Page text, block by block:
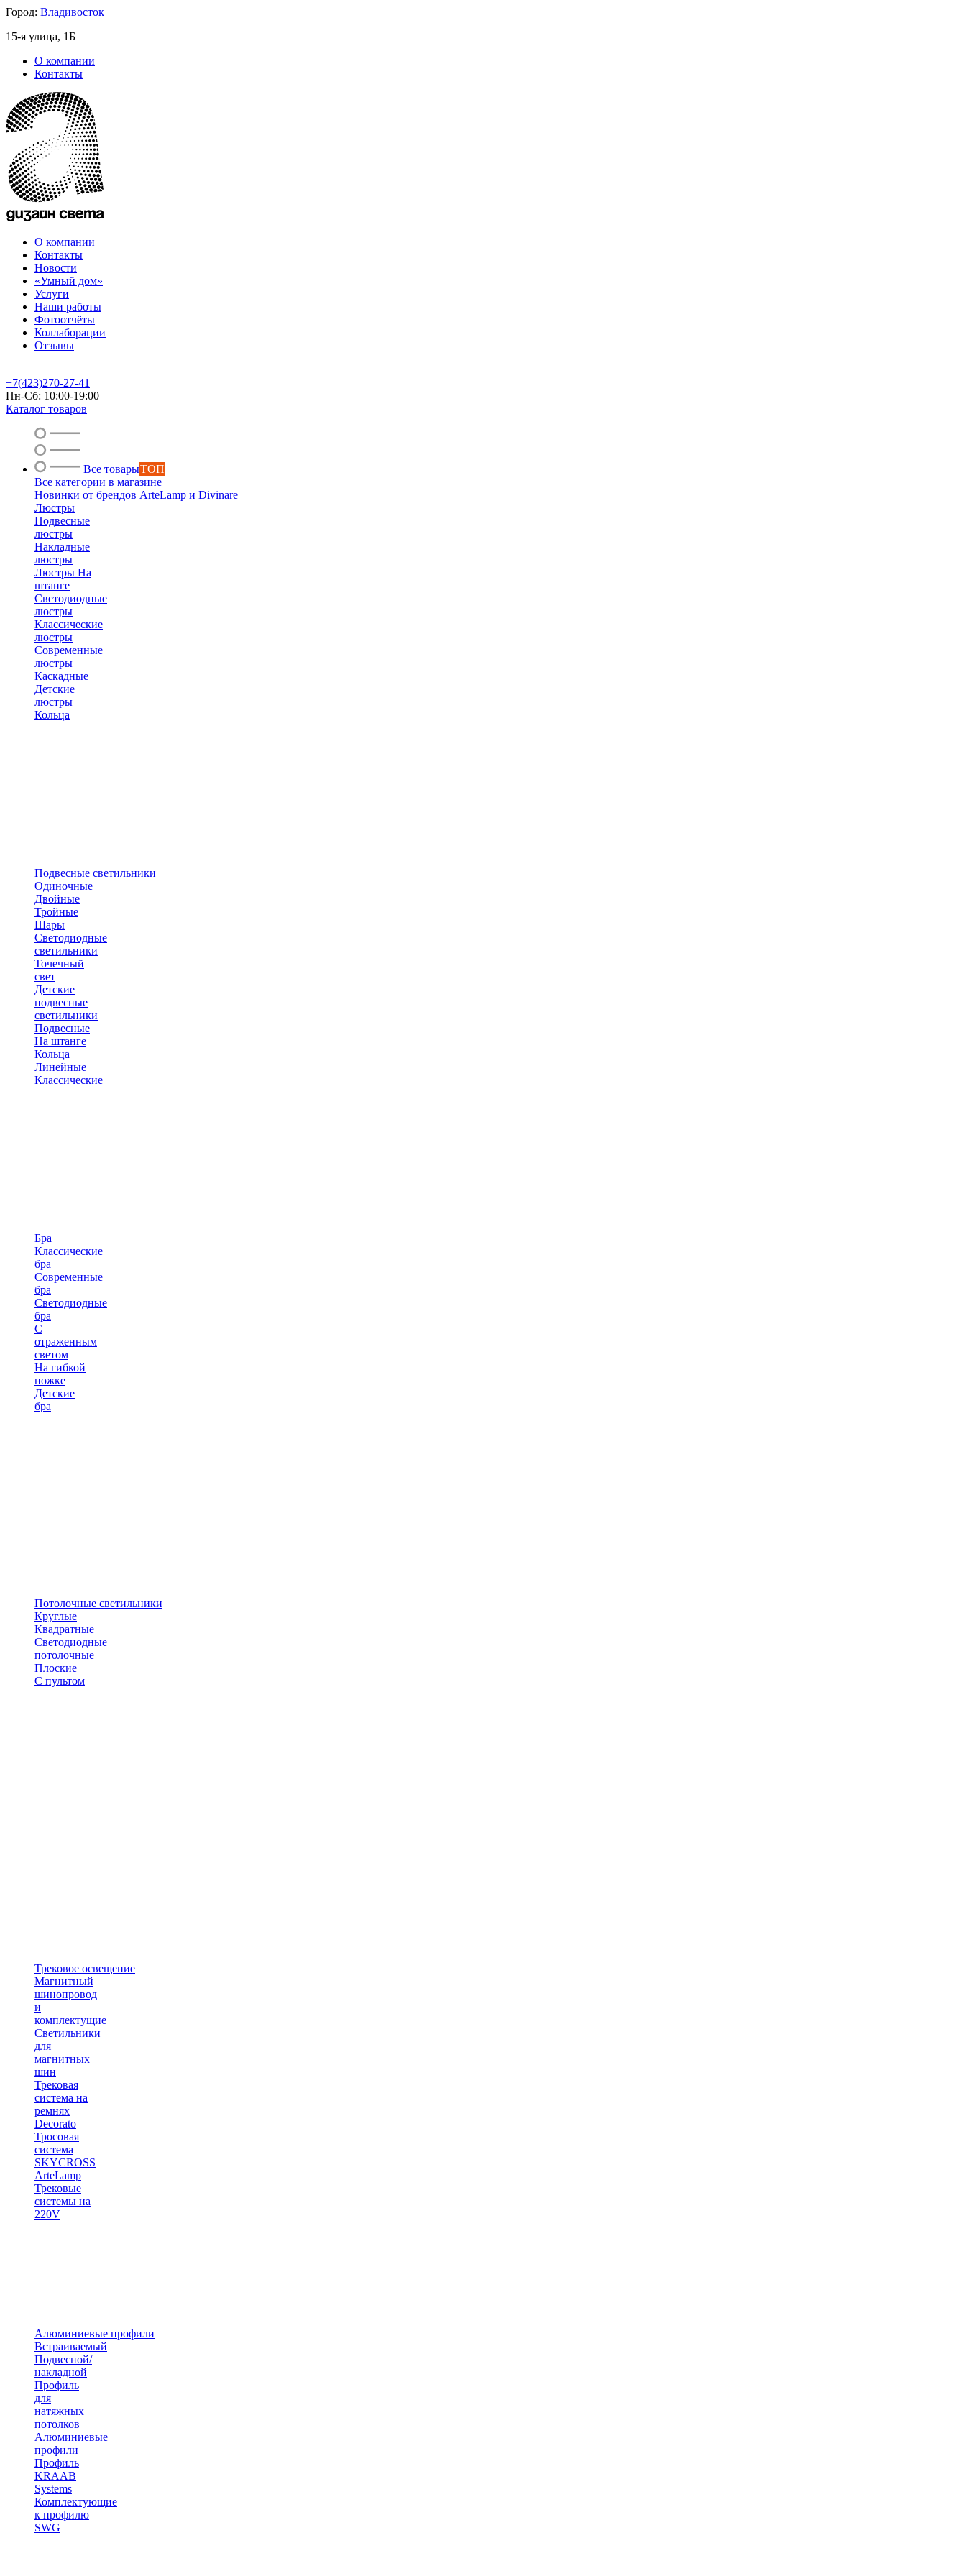
Город: Владивосток
15-я улица, 1Б
О компании
Контакты
О компании
Контакты
Новости
«Умный дом»
Услуги
Наши работы
Фотоотчёты
Коллаборации
Отзывы
+7(423)270-27-41
Пн-Сб: 10:00-19:00
Каталог товаров
Все товарыТОП
Все категории в магазине
Новинки от брендов ArteLamp и Divinare
Люстры
Подвесные
люстры
Накладные
люстры
Люстры На
штанге
Светодиодные
люстры
Классические
люстры
Современные
люстры
Каскадные
Детские
люстры
Кольца
Подвесные светильники
Одиночные
Двойные
Тройные
Шары
Светодиодные
светильники
Точечный
свет
Детские
подвесные
светильники
Подвесные
На штанге
Кольца
Линейные
Классические
Бра
Классические
бра
Современные
бра
Светодиодные
бра
С
отраженным
светом
На гибкой
ножке
Детские
бра
Потолочные светильники
Круглые
Квадратные
Светодиодные
потолочные
Плоские
С пультом
Трековое освещение
Магнитный
шинопровод
и
комплектущие
Светильники
для
магнитных
шин
Трековая
система на
ремнях
Decorato
Тросовая
система
SKYCROSS
ArteLamp
Трековые
системы на
220V
Алюминиевые профили
Встраиваемый
Подвесной/
накладной
Профиль
для
натяжных
потолков
Алюминиевые
профили
Профиль
KRAAB
Systems
Комплектующие
к профилю
SWG